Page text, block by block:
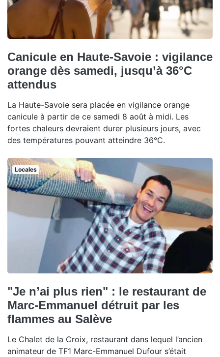
Canicule en Haute-Savoie : vigilance
orange dès samedi, jusqu’à 36°C
attendus
La Haute-Savoie sera placée en vigilance orange
canicule à partir de ce samedi 8 août à midi. Les
fortes chaleurs devraient durer plusieurs jours, avec
des températures pouvant atteindre 36°C.
Locales
"Je n’ai plus rien" : le restaurant de
Marc-Emmanuel détruit par les
flammes au Salève
Le Chalet de la Croix, restaurant dans lequel l’ancien
animateur de TF1 Marc-Emmanuel Dufour s’était